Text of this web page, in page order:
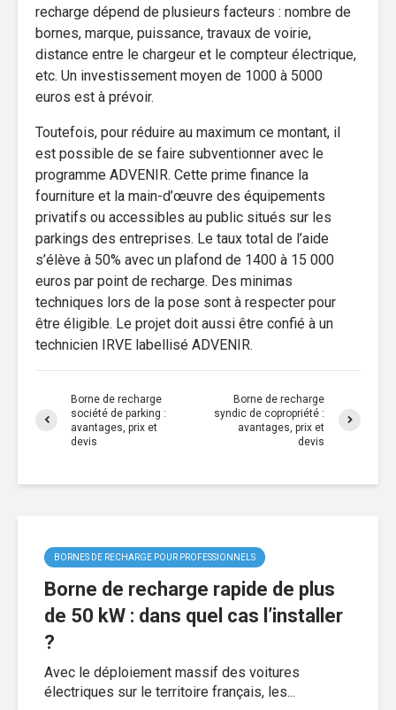
recharge dépend de plusieurs facteurs : nombre de
bornes, marque, puissance, travaux de voirie,
distance entre le chargeur et le compteur électrique,
etc. Un investissement moyen de 1000 à 5000
euros est à prévoir.
Toutefois, pour réduire au maximum ce montant, il
est possible de se faire subventionner avec le
programme ADVENIR. Cette prime finance la
fourniture et la main-d’œuvre des équipements
privatifs ou accessibles au public situés sur les
parkings des entreprises. Le taux total de l’aide
s’élève à 50% avec un plafond de 1400 à 15 000
euros par point de recharge. Des minimas
techniques lors de la pose sont à respecter pour
être éligible. Le projet doit aussi être confié à un
technicien IRVE labellisé ADVENIR.
Borne de recharge
société de parking :
avantages, prix et
devis
Borne de recharge
syndic de copropriété :
avantages, prix et
devis
BORNES DE RECHARGE POUR PROFESSIONNELS
Borne de recharge rapide de plus
de 50 kW : dans quel cas l’installer
?
Avec le déploiement massif des voitures
électriques sur le territoire français, les...